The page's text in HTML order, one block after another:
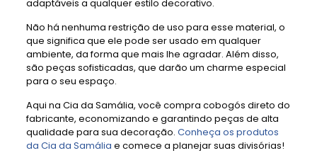
adaptáveis a qualquer estilo decorativo.
Não há nenhuma restrição de uso para esse material, o
que significa que ele pode ser usado em qualquer
ambiente, da forma que mais lhe agradar. Além disso,
são peças sofisticadas, que darão um charme especial
para o seu espaço.
Aqui na Cia da Samália, você compra cobogós direto do
fabricante, economizando e garantindo peças de alta
qualidade para sua decoração. Conheça os produtos
da Cia da Samália e comece a planejar suas divisórias!